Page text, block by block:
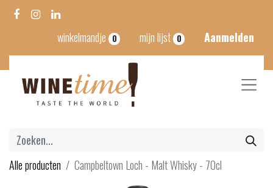
winkelmandje 0 mijn lijst 0 Aanmelden
Alle producten Campbeltown Loch - Malt Whisky - 70cl